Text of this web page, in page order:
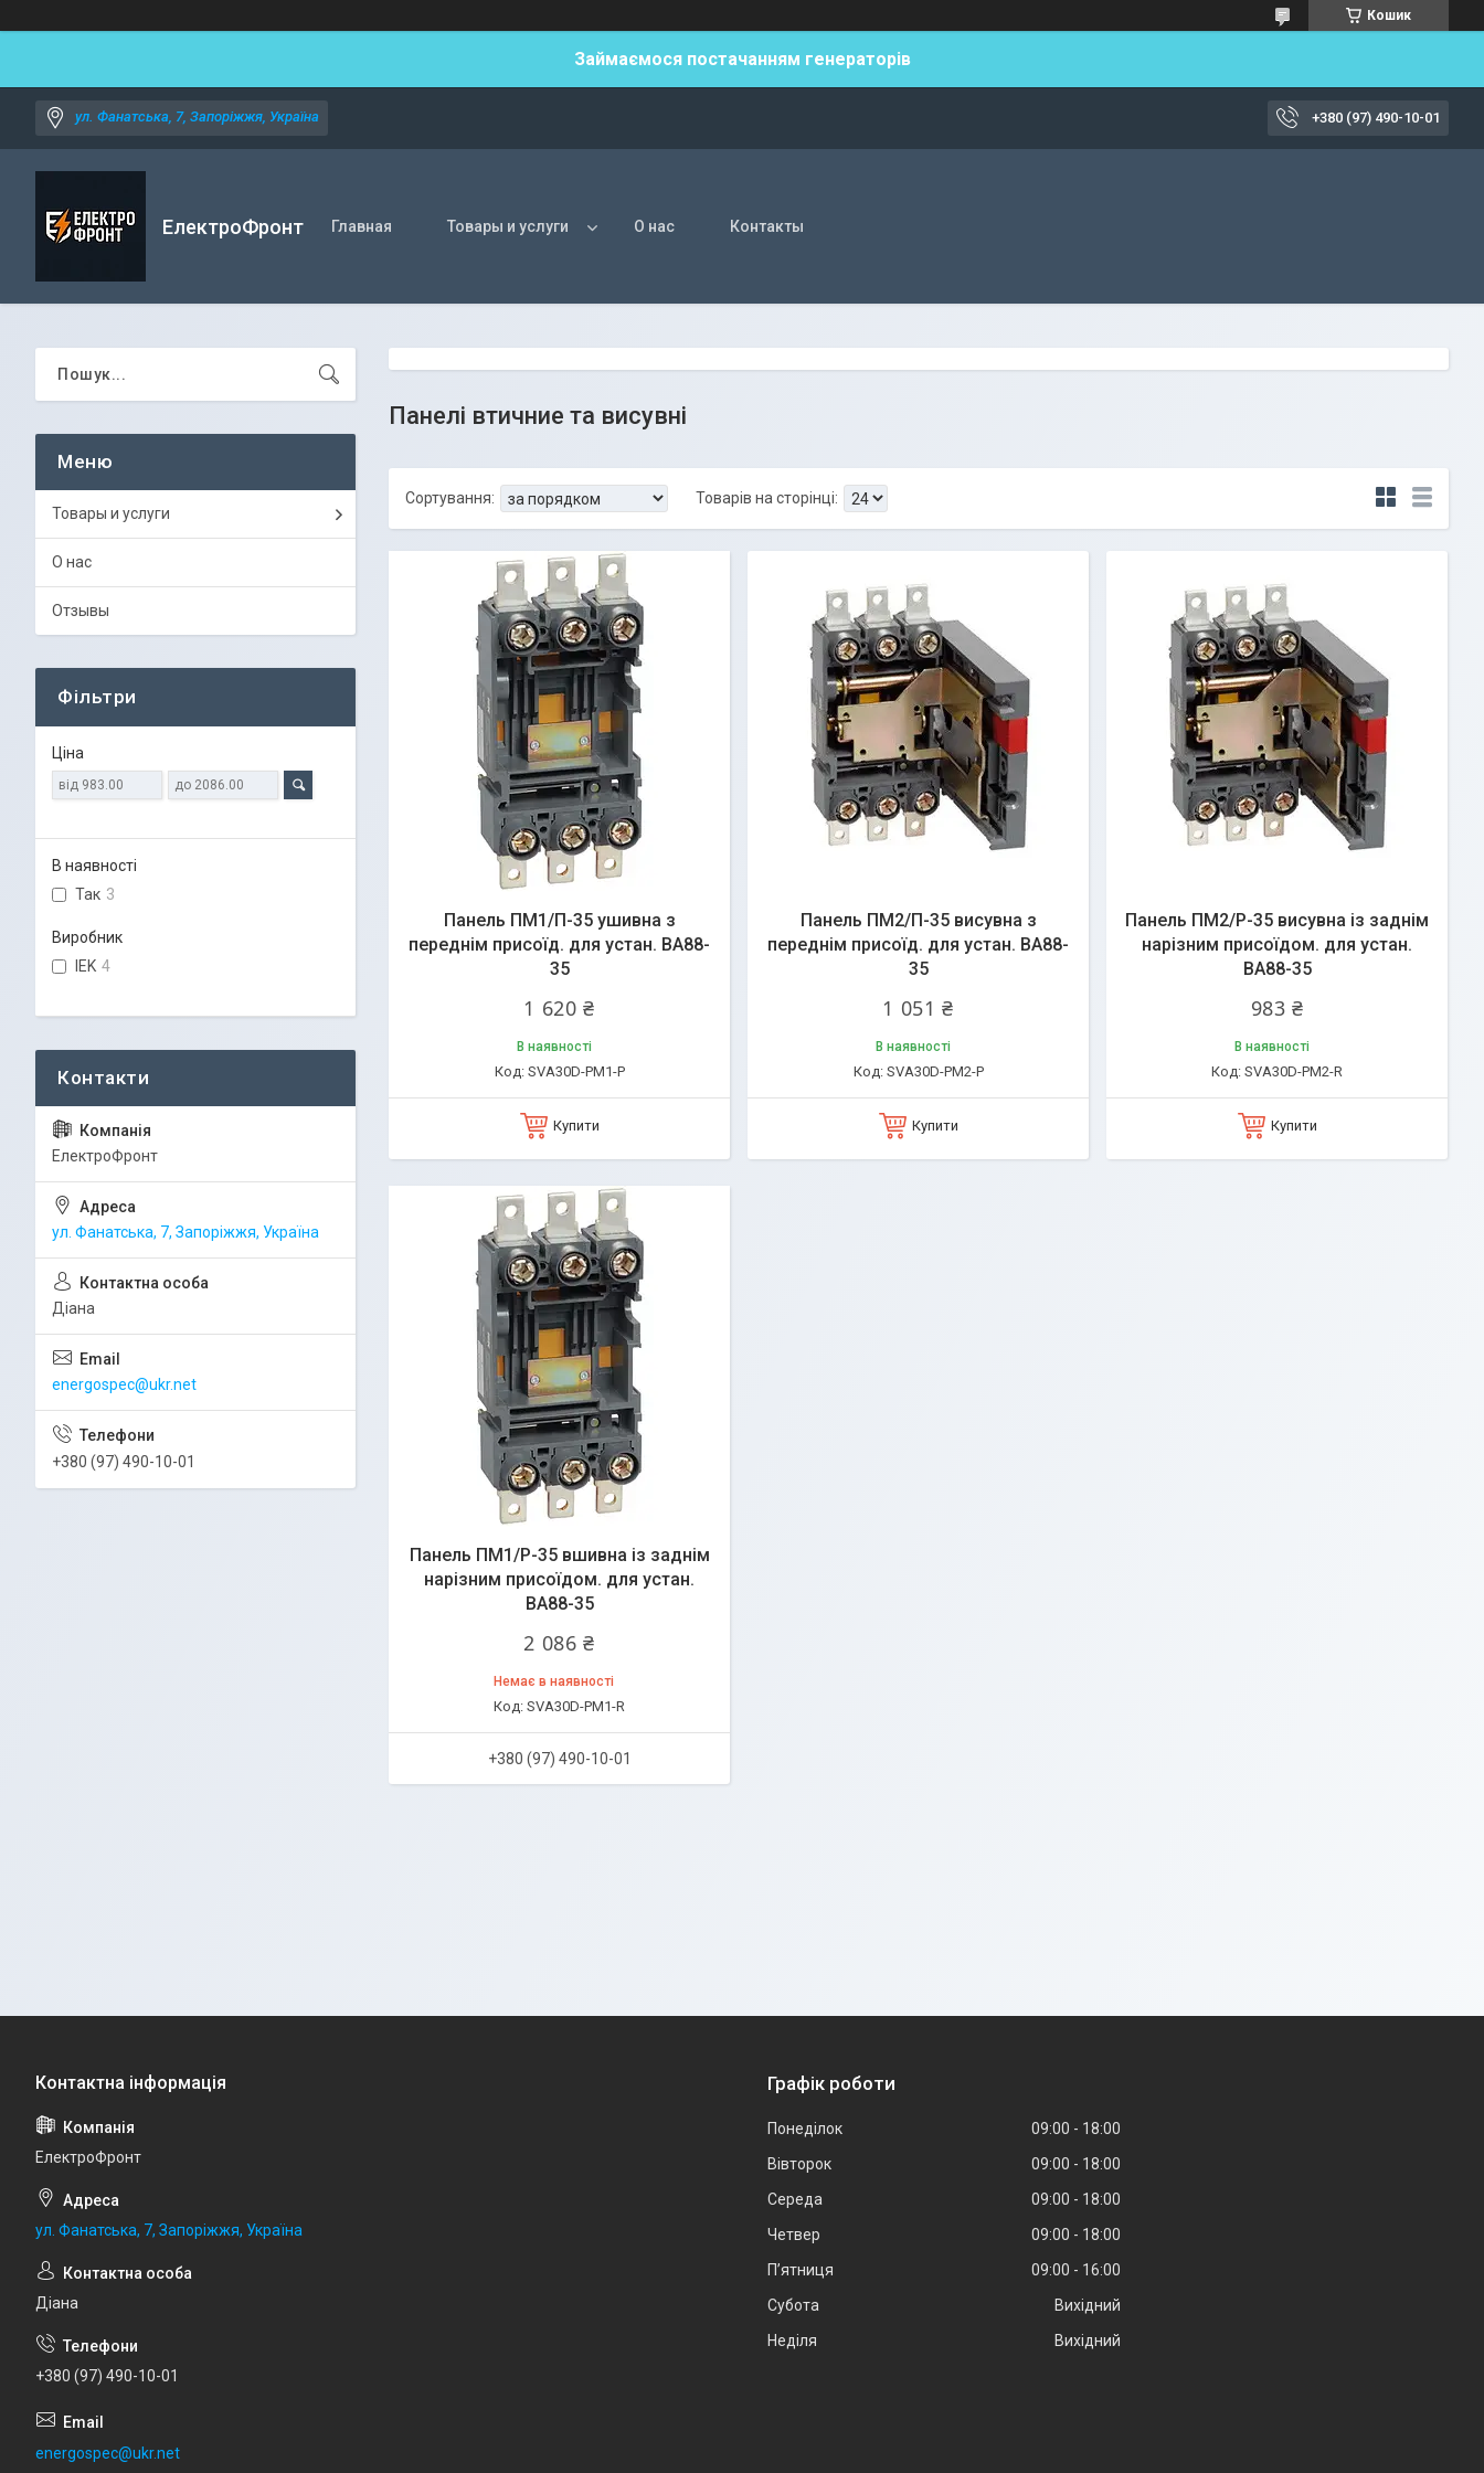
Кошик
Займаємося постачанням генераторів
ул. Фанатська, 7, Запоріжжя, Україна +380 (97) 490-10-01
ЕлектроФронт Главная Товары и услуги О нас Контакты
Панелі втичние та висувні
Панель ПМ1/П-35 ушивна з
переднім присоїд. для устан. ВА88-
35
1 620 ₴
В наявності
SVA30D-PM1-P
Купити
Панель ПМ2/П-35 висувна з
переднім присоїд. для устан. ВА88-
35
1 051 ₴
В наявності
SVA30D-PM2-P
Купити
Панель ПМ2/Р-35 висувна із заднім
нарізним присоїдом. для устан.
ВА88-35
983 ₴
В наявності
SVA30D-PM2-R
Купити
Панель ПМ1/Р-35 вшивна із заднім
нарізним присоїдом. для устан.
ВА88-35
2 086 ₴
Немає в наявності
SVA30D-PM1-R
+380 (97) 490-10-01
Товары и услуги
О нас
Отзывы
Фільтри
Ціна
В наявності
Так 3
Виробник
IEK 4
ЕлектроФронт
ул. Фанатська, 7, Запоріжжя, Україна
Діана
energospec@ukr.net
+380 (97) 490-10-01
ЕлектроФронт
ул. Фанатська, 7, Запоріжжя, Україна
Діана
+380 (97) 490-10-01
energospec@ukr.net
Графік роботи
Понеділок 09:00
18:00
Вівторок
09:00
18:00
Середа
09:00
18:00
Четвер
09:00
18:00
Пʼятниця
09:00
16:00
Субота
Вихідний
Неділя
Вихідний